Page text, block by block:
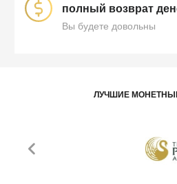
полный возврат
Вы будете довольны
ЛУЧШИЕ